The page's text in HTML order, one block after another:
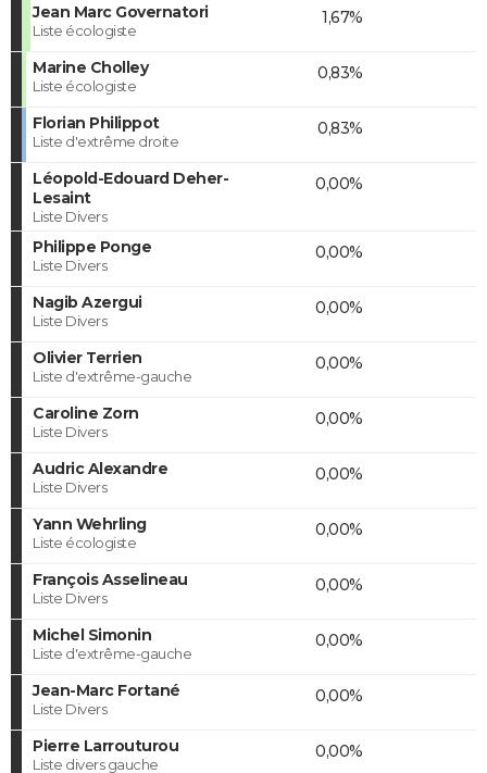
Jean Marc Governatori
Liste écologiste
1,67%
Marine Cholley
Liste écologiste
0,83%
Florian Philippot
Liste d'extrême droite
0,83%
Léopold-Edouard Deher-
Lesaint
Liste Divers
0,00%
Philippe Ponge
Liste Divers
0,00%
Nagib Azergui
Liste Divers
0,00%
Olivier Terrien
Liste d'extrême-gauche
0,00%
Caroline Zorn
Liste Divers
0,00%
Audric Alexandre
Liste Divers
0,00%
Yann Wehrling
Liste écologiste
0,00%
François Asselineau
Liste Divers
0,00%
Michel Simonin
Liste d'extrême-gauche
0,00%
Jean-Marc Fortané
Liste Divers
0,00%
Pierre Larrouturou
Liste divers gauche
0,00%